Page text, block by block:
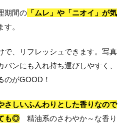
期間の 「ムレ」や「ニオイ」が気
。
で、リフレッシュできます。写真
ンにも入れ持ち運びしやすく、
のがGOOD！
さしいふんわりとした香りなので
も◎ 精油系のさわやか～な香り